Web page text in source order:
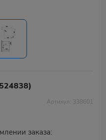
Артикул: 338601
заказа: